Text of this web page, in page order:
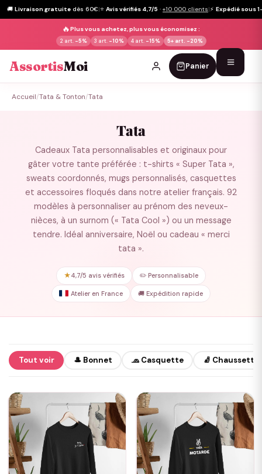
🚚 Livraison gratuite dès 60€|⭐ Avis vérifiés 4,7/5 · +10 000 clients|⚡ Expédié sous
🔥Plus vous achetez, plus vous économisez :
2 art. -5% 3 art. -10% 4 art. -15% 5+ art. -20%
AssortisMoi Panier
Accueil/Tata & Tonton/Tata
Tata
Cadeaux Tata personnalisables et originaux pour
gâter votre tante préférée : t-shirts « Super Tata »,
sweats coordonnés, mugs personnalisés, casquettes
et accessoires floqués dans notre atelier français. 92
modèles à personnaliser au prénom des neveux-
nièces, à un surnom (« Tata Cool ») ou un message
tendre. Idéal anniversaire, Noël ou cadeau « merci
tata ».
★4,7/5 avis vérifiés ✏️ Personnalisable
Atelier en France 🚚 Expédition rapide
Tout voir 🎩 Bonnet 🧢 Casquette 🧦